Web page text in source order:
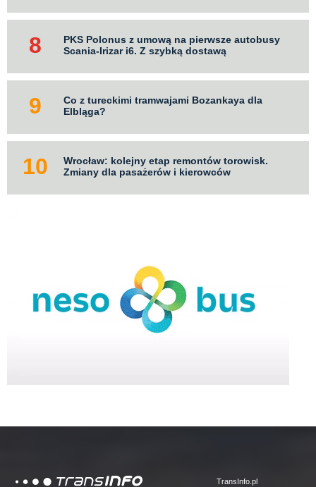
PKS Polonus z umową na pierwsze autobusy
Scania-Irizar i6. Z szybką dostawą
Co z tureckimi tramwajami Bozankaya dla
Elbląga?
Wrocław: kolejny etap remontów torowisk.
Zmiany dla pasażerów i kierowców
Logo
TransInfo.pl